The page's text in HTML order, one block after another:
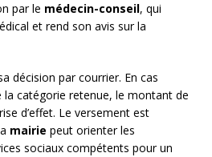
par le médecin-conseil, qui
et rend son avis sur la
décision par courrier. En cas
la catégorie retenue, le montant de
d’effet. Le versement est
mairie peut orienter les
sociaux compétents pour un